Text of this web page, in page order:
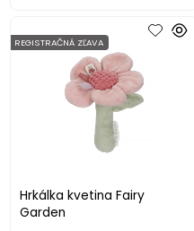
Hrkálka kvetina Fairy
Garden
REGISTRAČNÁ ZĽAVA